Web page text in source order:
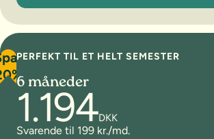
PERFEKT TIL ET HELT SEMESTER
6 måneder
1.194DKK
Svarende til 199 kr./md.